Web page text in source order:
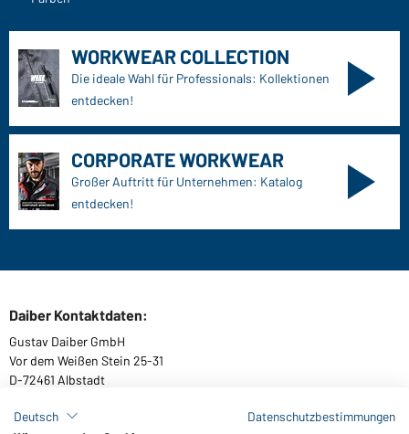
WORKWEAR COLLECTION
Die ideale Wahl für Professionals: Kollektionen
entdecken!
CORPORATE WORKWEAR
Großer Auftritt für Unternehmen: Katalog
entdecken!
Daiber Kontaktdaten:
Gustav Daiber GmbH
Vor dem Weißen Stein 25-31
D-72461 Albstadt
Deutsch
Datenschutzbestimmungen